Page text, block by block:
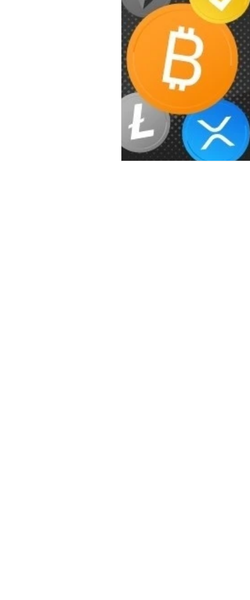
Bittorent Coin Chiliz
Ethereum Classic Elrond